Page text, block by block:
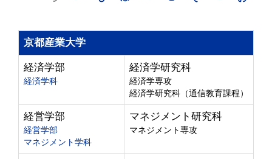
京都産業大学
経済学部
経済学科
経済学研究科
経済学専攻
経済学研究科（通信教育課程）
経営学部
経営学部
マネジメント学科
マネジメント研究科
マネジメント専攻